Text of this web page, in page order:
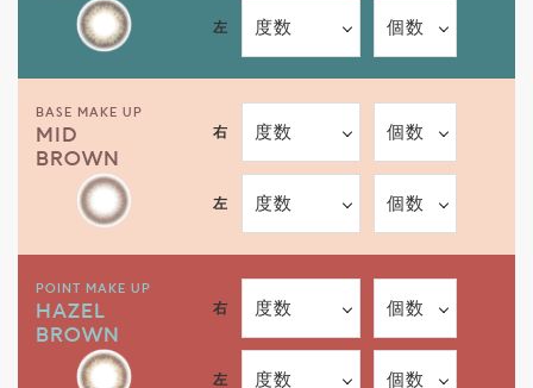
左 度数 個数
BASE MAKE UP
MID
BROWN
右 度数 個数
左 度数 個数
POINT MAKE UP
HAZEL
BROWN
右 度数 個数
左 度数 個数